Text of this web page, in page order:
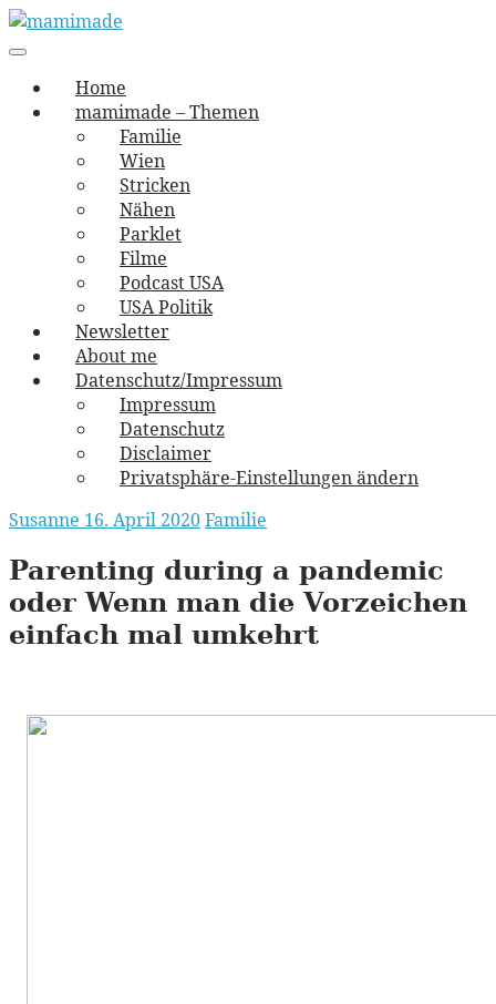
Skip
to
mamimade
vernäht und zugetextet
navigation
Menu
Home
mamimade – Themen
Familie
Wien
Stricken
Nähen
Parklet
Filme
Podcast USA
USA Politik
Newsletter
About me
Datenschutz/Impressum
Impressum
Datenschutz
Disclaimer
Privatsphäre-Einstellungen ändern
Susanne 16. April 2020Familie
Parenting during a pandemic
oder Wenn man die Vorzeichen
einfach mal umkehrt